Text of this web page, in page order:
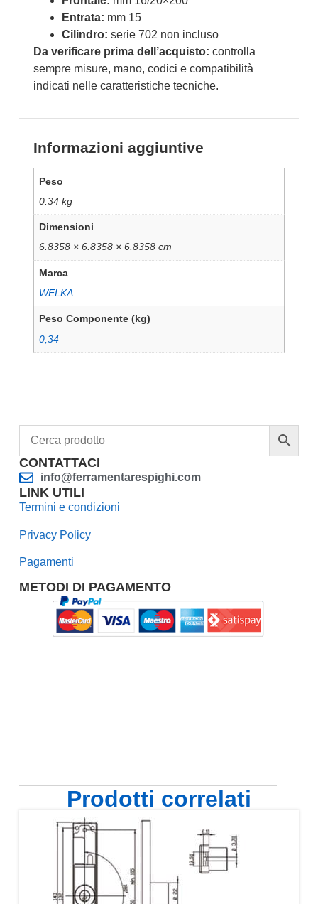
Entrata: mm 15
Cilindro: serie 702 non incluso
Da verificare prima dell’acquisto: controlla
sempre misure, mano, codici e compatibilità
indicati nelle caratteristiche tecniche.
Informazioni aggiuntive
Peso
0.34 kg
Dimensioni
6.8358 × 6.8358 × 6.8358 cm
Marca
WELKA
Peso Componente (kg)
0,34
CONTATTACI
info@ferramentarespighi.com
LINK UTILI
Termini e condizioni
Privacy Policy
Pagamenti
METODI DI PAGAMENTO
Prodotti correlati